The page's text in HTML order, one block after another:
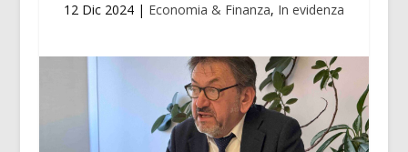
12 Dic 2024| Economia & Finanza, In evidenza